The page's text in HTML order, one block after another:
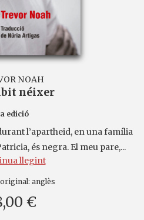
NOAH
néixer
edició
l’apartheid, en una família
és negra. El meu pare,...
llegint
anglès
€